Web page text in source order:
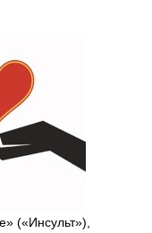
(«Инсульт»),